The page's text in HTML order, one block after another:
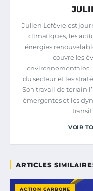
Julien Lefèvre est
climatiques, les
énergies
couvre les
environnementales,
du secteur et les
Son travail de terrain
émergentes et les
VOIR
ARTICLES
ACTION CARBONE